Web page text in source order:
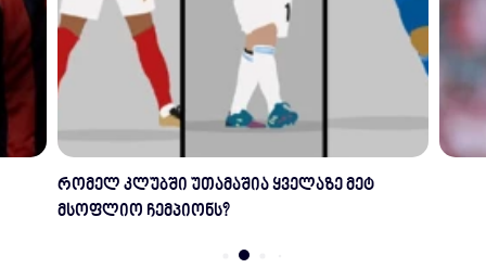
სლავენ ბილიჩს მოდრიჩის შენარჩუნება სურს